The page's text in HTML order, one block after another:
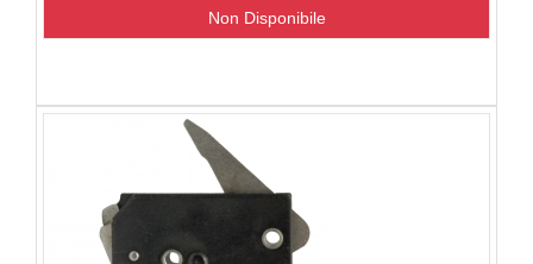
Non Disponibile